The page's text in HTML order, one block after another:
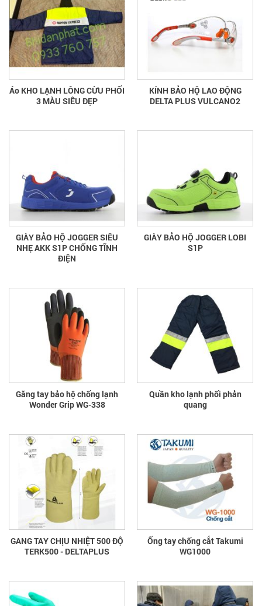
Áo KHO LẠNH LÔNG CỪU PHỐI
3 MÀU SIÊU ĐẸP
KÍNH BẢO HỘ LAO ĐỘNG
DELTA PLUS VULCANO2
GIÀY BẢO HỘ JOGGER SIÊU
NHẸ AKK S1P CHỐNG TĨNH
ĐIỆN
GIÀY BẢO HỘ JOGGER LOBI
S1P
Găng tay bảo hộ chống lạnh
Wonder Grip WG-338
Quần kho lạnh phối phản
quang
GANG TAY CHỊU NHIỆT 500 ĐỘ
TERK500 - DELTAPLUS
Ống tay chống cắt Takumi
WG1000